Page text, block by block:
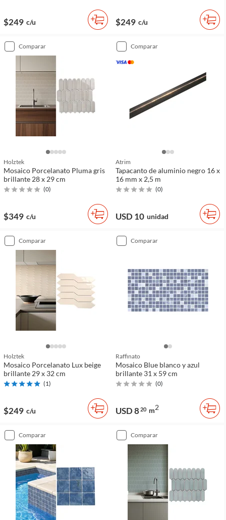
$249 c/u $249 c/u
comparar
Holztek
Mosaico Porcelanato Pluma gris
brillante 28 x 29 cm
(0)
$349 c/u
comparar
Atrim
Tapacanto de aluminio negro 16 x
16 mm x 2,5 m
(0)
USD 10 unidad
comparar
Holztek
Mosaico Porcelanato Lux beige
brillante 29 x 32 cm
(1)
$249 c/u
comparar
Raffinato
Mosaico Blue blanco y azul
brillante 31 x 59 cm
(0)
USD 820 m2
comparar comparar